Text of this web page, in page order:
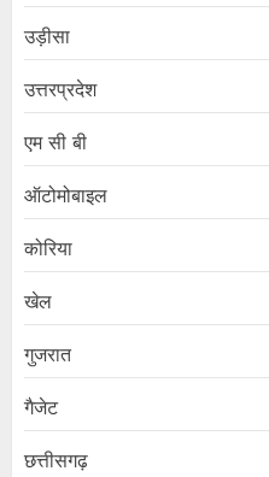
उड़ीसा
उत्तरप्रदेश
एम सी बी
ऑटोमोबाइल
कोरिया
खेल
गुजरात
गैजेट
छत्तीसगढ़